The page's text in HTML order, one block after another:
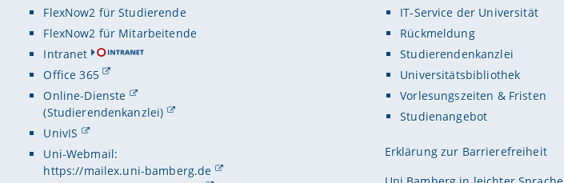
FlexNow2 für Studierende
FlexNow2 für Mitarbeitende
Intranet
Office 365
Online-Dienste
(Studierendenkanzlei)
UnivIS
Uni-Webmail:
https://mailex.uni-bamberg.de
IT-Service der Universität
Rückmeldung
Studierendenkanzlei
Universitätsbibliothek
Vorlesungszeiten & Fristen
Studienangebot
Erklärung zur Barrierefreiheit